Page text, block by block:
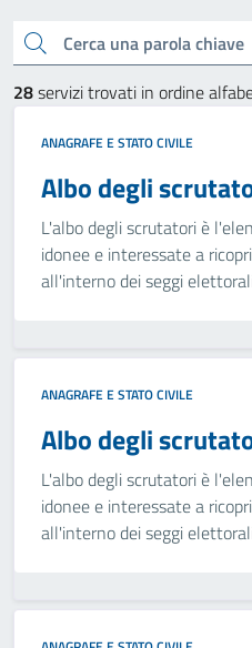
Cerca una parola chiave
28servizi trovati in ordine
ANAGRAFE E STATO CIVILE
Albo degli
L'albo degli scrutatori è
idonee e interessate a
all'interno dei seggi
ANAGRAFE E STATO CIVILE
Albo degli
L'albo degli scrutatori è
idonee e interessate a
all'interno dei seggi